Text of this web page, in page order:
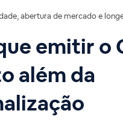
abertura de mercado e
emitir o
além da